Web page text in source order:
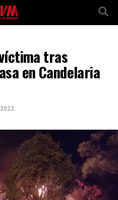
tras
en Candelaria